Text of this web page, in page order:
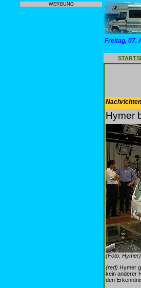
WERBUNG
Freitag, 07.
Hymer
(Foto: Hymer)
(red) Hymer
kein anderer
den